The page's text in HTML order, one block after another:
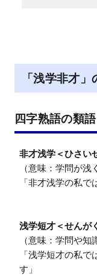
「浅学非才」
四字熟語の類語
非才浅学＜ひさい
（意味：学問が浅
「非才浅学の私で
浅学短才＜せんが
（意味：学問や知
「浅学短才の私
す」